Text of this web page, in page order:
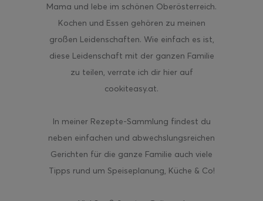
Mama und lebe im schönen Oberösterreich.
Kochen und Essen gehören zu meinen
großen Leidenschaften. Wie einfach es ist,
diese Leidenschaft mit der ganzen Familie
zu teilen, verrate ich dir hier auf
cookiteasy.at.
In meiner Rezepte-Sammlung findest du
neben einfachen und abwechslungsreichen
Gerichten für die ganze Familie auch viele
Tipps rund um Speiseplanung, Küche & Co!